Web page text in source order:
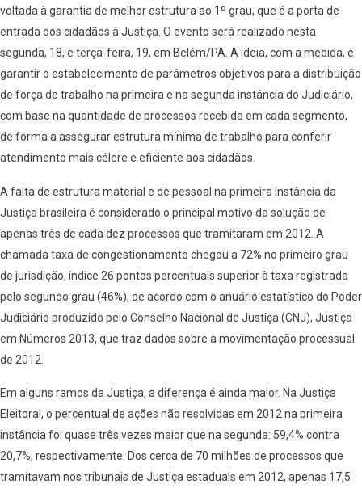
voltada à garantia de melhor estrutura ao 1º grau, que é a porta de
entrada dos cidadãos à Justiça. O evento será realizado nesta
segunda, 18, e terça-feira, 19, em Belém/PA. A ideia, com a medida, é
garantir o estabelecimento de parâmetros objetivos para a distribuição
de força de trabalho na primeira e na segunda instância do Judiciário,
com base na quantidade de processos recebida em cada segmento,
de forma a assegurar estrutura mínima de trabalho para conferir
atendimento mais célere e eficiente aos cidadãos.
A falta de estrutura material e de pessoal na primeira instância da
Justiça brasileira é considerado o principal motivo da solução de
apenas três de cada dez processos que tramitaram em 2012. A
chamada taxa de congestionamento chegou a 72% no primeiro grau
de jurisdição, índice 26 pontos percentuais superior à taxa registrada
pelo segundo grau (46%), de acordo com o anuário estatístico do Poder
Judiciário produzido pelo Conselho Nacional de Justiça (CNJ), Justiça
em Números 2013, que traz dados sobre a movimentação processual
de 2012.
Em alguns ramos da Justiça, a diferença é ainda maior. Na Justiça
Eleitoral, o percentual de ações não resolvidas em 2012 na primeira
instância foi quase três vezes maior que na segunda: 59,4% contra
20,7%, respectivamente. Dos cerca de 70 milhões de processos que
tramitavam nos tribunais de Justiça estaduais em 2012, apenas 17,5